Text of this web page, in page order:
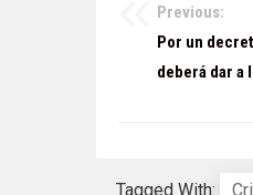
Navegación
Previous:
Por un
deberá dar a
Tagged With: